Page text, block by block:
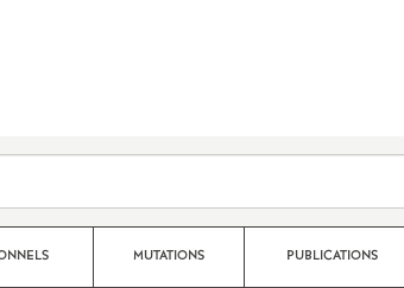
MUTATIONS PUBLICATIONS